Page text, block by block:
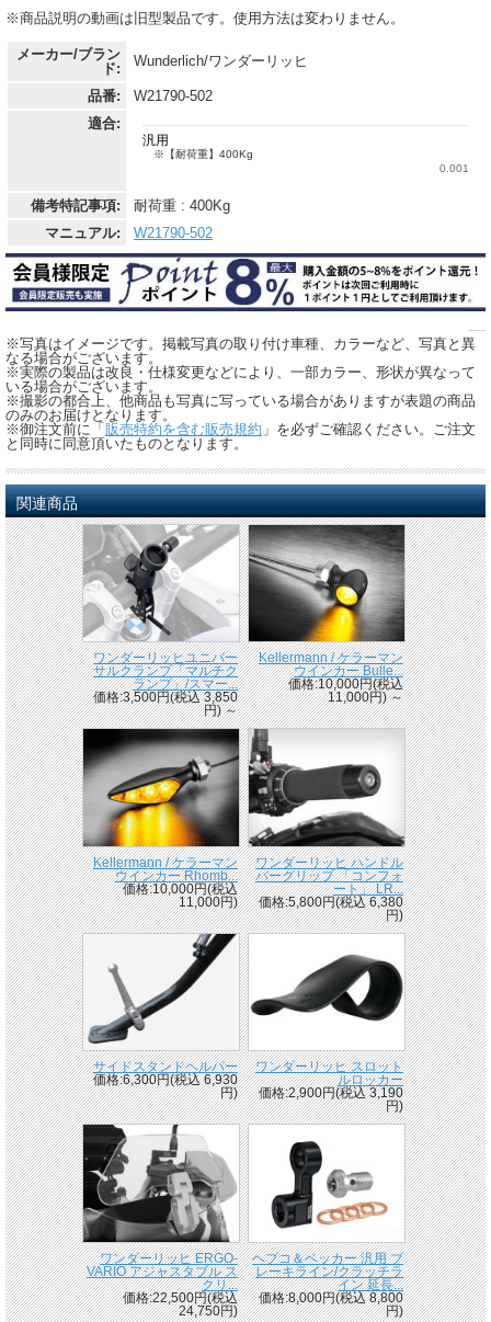
※商品説明の動画は旧型製品です。使用方法は変わりません。
メーカー/ブラン
ド:
Wunderlich/ワンダーリッヒ
品番:
W21790-502
適合:
備考特記事項:
耐荷重 : 400Kg
マニュアル:
W21790-502
----
※写真はイメージです。掲載写真の取り付け車種、カラーなど、写真と異
なる場合がございます。
※実際の製品は改良・仕様変更などにより、一部カラー、形状が異なって
いる場合がございます。
※撮影の都合上、他商品も写真に写っている場合がありますが表題の商品
のみのお届けとなります。
※御注文前に「 販売特約を含む販売規約 」を必ずご確認ください。ご注文
と同時に同意頂いたものとなります。
関連商品
ワンダーリッヒユニバー
サルクランプ「マルチク
ランプ」/スマー...
価格:3,500円(税込 3,850
円)～
Kellermann / ケラーマン
ウインカー Bulle...
価格:10,000円(税込
11,000円)～
Kellermann / ケラーマン
ウインカー Rhomb...
価格:10,000円(税込
11,000円)
ワンダーリッヒ ハンドル
バーグリップ 「コンフォ
ート」 LR...
価格:5,800円(税込 6,380
円)
サイドスタンドヘルパー
価格:6,300円(税込 6,930
円)
ワンダーリッヒ スロット
ルロッカー
価格:2,900円(税込 3,190
円)
ワンダーリッヒ ERGO-
VARIO アジャスタブル ス
クリ...
価格:22,500円(税込
24,750円)
ヘプコ＆ベッカー 汎用 ブ
レーキライン/クラッチラ
イン 延長...
価格:8,000円(税込 8,800
円)